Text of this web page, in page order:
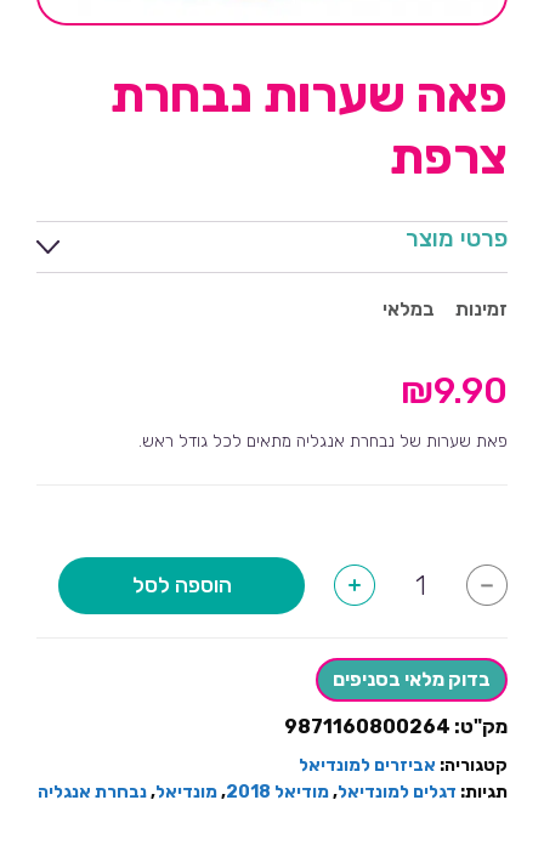
פאה שערות נבחרת
צרפת
פרטי מוצר
זמינות במלאי
₪9.90
פאת שערות של נבחרת אנגליה מתאים לכל גודל ראש.
-
של
צרפת
+ הוספה לסל
בדוק מלאי בסניפים
מק"ט: 9871160800264
קטגוריה: אביזרים למונדיאל
תגיות: דגלים למונדיאל,מודיאל 2018 ,מונדיאל,נבחרת אנגליה